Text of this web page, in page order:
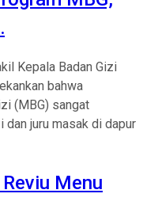
Kepala Badan Gizi
bahwa
(MBG) sangat
juru masak di dapur
Menu